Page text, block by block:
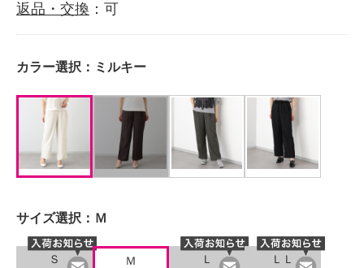
返品・交換 ：可
カラー選択： ミルキー
サイズ選択： Ｍ
Ｓ Ｍ Ｌ ＬＬ